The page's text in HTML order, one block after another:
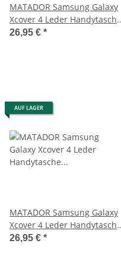
MATADOR Samsung Galaxy
Xcover 4 Leder Handytasche
Clip Braun
26,95 € *
AUF LAGER
MATADOR Samsung Galaxy
Xcover 4 Leder Handytasche
Schlaufe Braun
26,95 € *